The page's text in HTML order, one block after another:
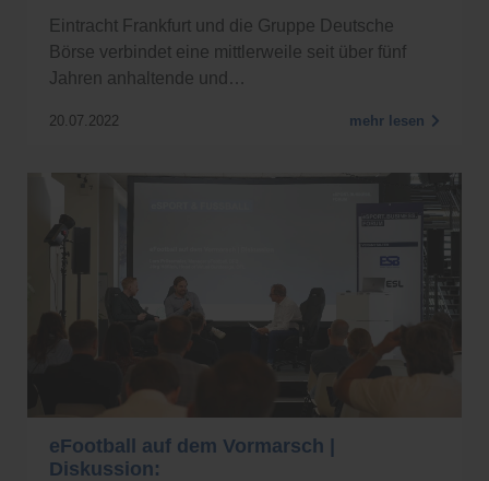
Eintracht Frankfurt und die Gruppe Deutsche
Börse verbindet eine mittlerweile seit über fünf
Jahren anhaltende und…
20.07.2022 mehr lesen
eFootball auf dem Vormarsch |
Diskussion: